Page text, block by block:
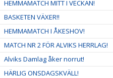
HEMMAMATCH MITT I VECKAN!
BASKETEN VÄXER!!
HEMMAMATCH I ÅKESHOV!
MATCH NR 2 FÖR ALVIKS HERRLAG!
Alviks Damlag åker norrut!
HÄRLIG ONSDAGSKVÄLL!